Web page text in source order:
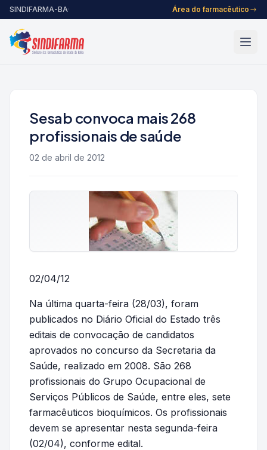
Pular para o conteúdo
SINDIFARMA-BA· Área do farmacêutico
Sesab convoca mais 268
profissionais de saúde
02 de abril de 2012
02/04/12
Na última quarta-feira (28/03), foram
publicados no Diário Oficial do Estado três
editais de convocação de candidatos
aprovados no concurso da Secretaria da
Saúde, realizado em 2008. São 268
profissionais do Grupo Ocupacional de
Serviços Públicos de Saúde, entre eles, sete
farmacêuticos bioquímicos. Os profissionais
devem se apresentar nesta segunda-feira
(02/04), conforme edital.